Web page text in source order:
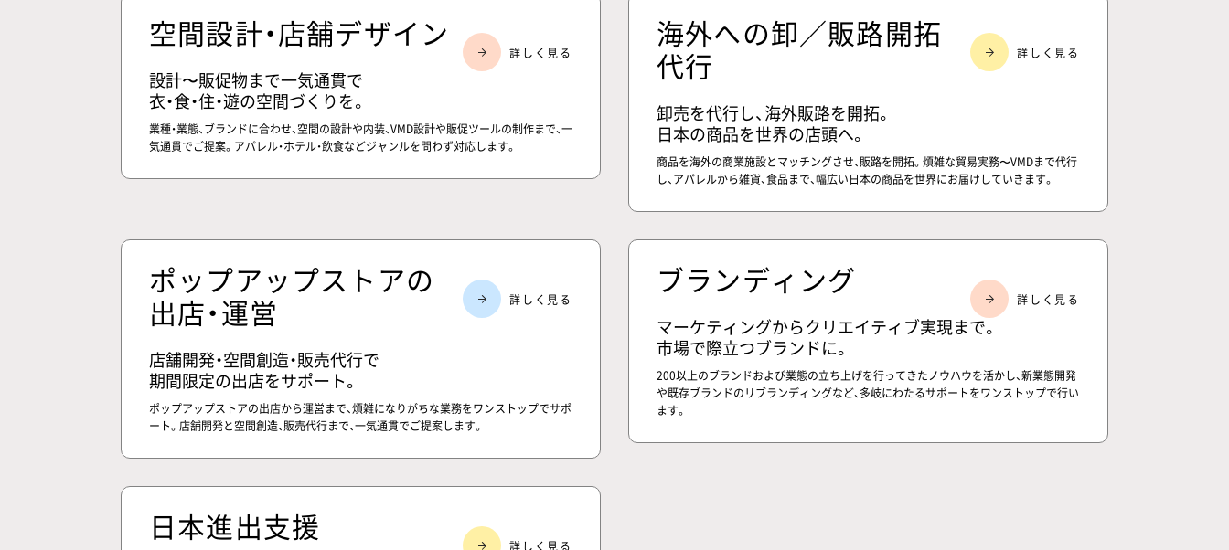
空間設計・店舗デザイン
設計〜販促物まで一気通貫で
衣・食・住・遊の空間づくりを。
業種・業態、ブランドに合わせ、空間の設計や内装、VMD設計や販促ツールの制作まで、一
気通貫でご提案。アパレル・ホテル・飲食などジャンルを問わず対応します。
海外への卸／販路開拓
代行
卸売を代行し、海外販路を開拓。
日本の商品を世界の店頭へ。
商品を海外の商業施設とマッチングさせ、販路を開拓。煩雑な貿易実務〜VMDまで代行
し、アパレルから雑貨、食品まで、幅広い日本の商品を世界にお届けしていきます。
ポップアップストアの
出店・運営
店舗開発・空間創造・販売代行で
期間限定の出店をサポート。
ポップアップストアの出店から運営まで、煩雑になりがちな業務をワンストップでサポ
ート。店舗開発と空間創造、販売代行まで、一気通貫でご提案します。
ブランディング
マーケティングからクリエイティブ実現まで。
市場で際立つブランドに。
200以上のブランドおよび業態の立ち上げを行ってきたノウハウを活かし、新業態開発
や既存ブランドのリブランディングなど、多岐にわたるサポートをワンストップで行い
ます。
日本進出支援